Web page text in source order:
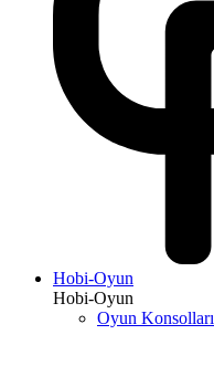
Hobi-Oyun
Hobi-Oyun
Oyun Konsolları